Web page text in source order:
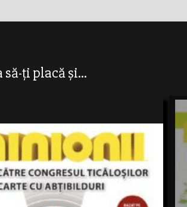
să-ți placă și...